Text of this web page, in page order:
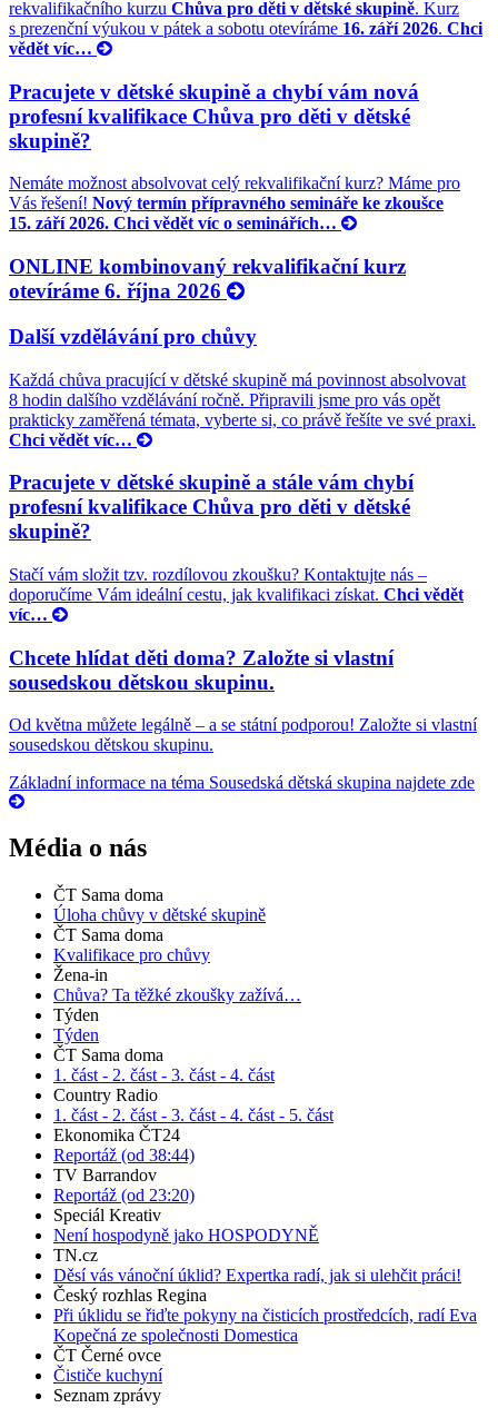
rekvalifikačního kurzu Chůva pro děti v dětské skupině. Kurz
s prezenční výukou v pátek a sobotu otevíráme 16. září 2026. Chci
vědět víc…
Pracujete v dětské skupině a chybí vám nová
profesní kvalifikace Chůva pro děti v dětské
skupině?
Nemáte možnost absolvovat celý rekvalifikační kurz? Máme pro
Vás řešení! Nový termín přípravného semináře ke zkoušce
15. září 2026. Chci vědět víc o seminářích…
ONLINE kombinovaný rekvalifikační kurz
otevíráme 6. října 2026
Další vzdělávání pro chůvy
Každá chůva pracující v dětské skupině má povinnost absolvovat
8 hodin dalšího vzdělávání ročně. Připravili jsme pro vás opět
prakticky zaměřená témata, vyberte si, co právě řešíte ve své praxi.
Chci vědět víc…
Pracujete v dětské skupině a stále vám chybí
profesní kvalifikace Chůva pro děti v dětské
skupině?
Stačí vám složit tzv. rozdílovou zkoušku? Kontaktujte nás –
doporučíme Vám ideální cestu, jak kvalifikaci získat. Chci vědět
víc…
Chcete hlídat děti doma? Založte si vlastní
sousedskou dětskou skupinu.
Od května můžete legálně – a se státní podporou! Založte si vlastní
sousedskou dětskou skupinu.
Základní informace na téma Sousedská dětská skupina najdete zde
Média o nás
ČT Sama doma
Úloha chůvy v dětské skupině
ČT Sama doma
Kvalifikace pro chůvy
Žena-in
Chůva? Ta těžké zkoušky zažívá…
Týden
Týden
ČT Sama doma
1. část - 2. část - 3. část - 4. část
Country Radio
1. část - 2. část - 3. část - 4. část - 5. část
Ekonomika ČT24
Reportáž (od 38:44)
TV Barrandov
Reportáž (od 23:20)
Speciál Kreativ
Není hospodyně jako HOSPODYNĚ
TN.cz
Děsí vás vánoční úklid? Expertka radí, jak si ulehčit práci!
Český rozhlas Regina
Při úklidu se řiďte pokyny na čisticích prostředcích, radí Eva
Kopečná ze společnosti Domestica
ČT Černé ovce
Čističe kuchyní
Seznam zprávy